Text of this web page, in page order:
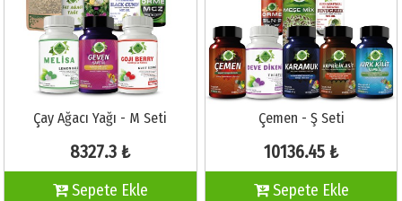
Çay Ağacı Yağı - M Seti
8327.3 ₺
Sepete Ekle
Çemen - Ş Seti
10136.45 ₺
Sepete Ekle